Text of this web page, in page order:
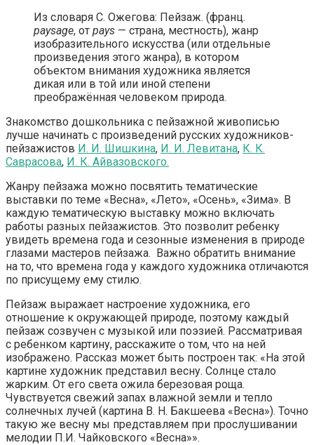
Из словаря С. Ожегова: Пейзаж. (франц.
paysage, от pays — страна, местность), жанр
изобразительного искусства (или отдельные
произведения этого жанра), в котором
объектом внимания художника является
дикая или в той или иной степени
преображённая человеком природа.
Знакомство дошкольника с пейзажной живописью
лучше начинать с произведений русских художников-
пейзажистов И. И. Шишкина, И. И. Левитана, К. К.
Саврасова, И. К. Айвазовского.
Жанру пейзажа можно посвятить тематические
выставки по теме «Весна», «Лето», «Осень», «Зима». В
каждую тематическую выставку можно включать
работы разных пейзажистов. Это позволит ребенку
увидеть времена года и сезонные изменения в природе
глазами мастеров пейзажа. Важно обратить внимание
на то, что времена года у каждого художника отличаются
по присущему ему стилю.
Пейзаж выражает настроение художника, его
отношение к окружающей природе, поэтому каждый
пейзаж созвучен с музыкой или поэзией. Рассматривая
с ребенком картину, расскажите о том, что на ней
изображено. Рассказ может быть построен так: «На этой
картине художник представил весну. Солнце стало
жарким. От его света ожила березовая роща.
Чувствуется свежий запах влажной земли и тепло
солнечных лучей (картина В. Н. Бакшеева «Весна»). Точно
такую же весну мы представляем при прослушивании
мелодии П.И. Чайковского «Весна»».